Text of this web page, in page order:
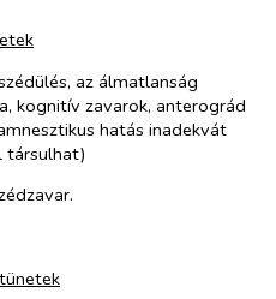
az álmatlanság
kognitív zavarok, anterográd
hatás inadekvát
társulhat)